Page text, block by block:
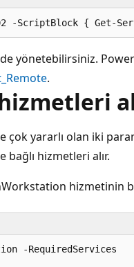
yönetebilirsiniz.
.
çok yararlı olan iki
hizmetleri alır.
hizmetinin
-RequiredServices